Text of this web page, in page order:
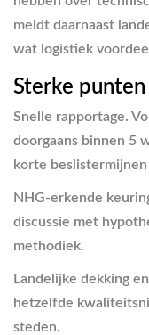
meldt daarnaast
wat logistiek
Sterke punten
Snelle rapportage.
doorgaans binnen 5
korte
NHG-erkende
discussie met
methodiek.
Landelijke dekking
hetzelfde
steden.